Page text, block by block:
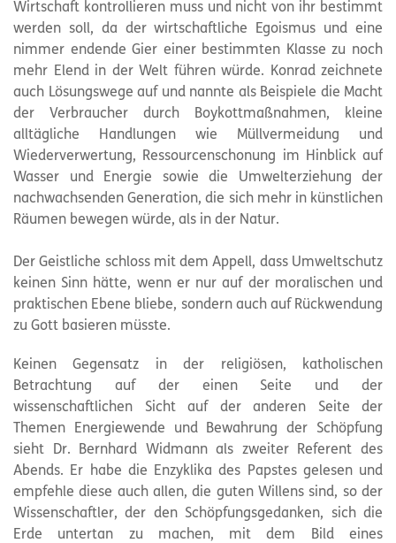
Wirtschaft kontrollieren muss und nicht von ihr bestimmt
werden soll, da der wirtschaftliche Egoismus und eine
nimmer endende Gier einer bestimmten Klasse zu noch
mehr Elend in der Welt führen würde. Konrad zeichnete
auch Lösungswege auf und nannte als Beispiele die Macht
der Verbraucher durch Boykottmaßnahmen, kleine
alltägliche Handlungen wie Müllvermeidung und
Wiederverwertung, Ressourcenschonung im Hinblick auf
Wasser und Energie sowie die Umwelterziehung der
nachwachsenden Generation, die sich mehr in künstlichen
Räumen bewegen würde, als in der Natur.
Der Geistliche schloss mit dem Appell, dass Umweltschutz
keinen Sinn hätte, wenn er nur auf der moralischen und
praktischen Ebene bliebe, sondern auch auf Rückwendung
zu Gott basieren müsste.
Keinen Gegensatz in der religiösen, katholischen
Betrachtung auf der einen Seite und der
wissenschaftlichen Sicht auf der anderen Seite der
Themen Energiewende und Bewahrung der Schöpfung
sieht Dr. Bernhard Widmann als zweiter Referent des
Abends. Er habe die Enzyklika des Papstes gelesen und
empfehle diese auch allen, die guten Willens sind, so der
Wissenschaftler, der den Schöpfungsgedanken, sich die
Erde untertan zu machen, mit dem Bild eines